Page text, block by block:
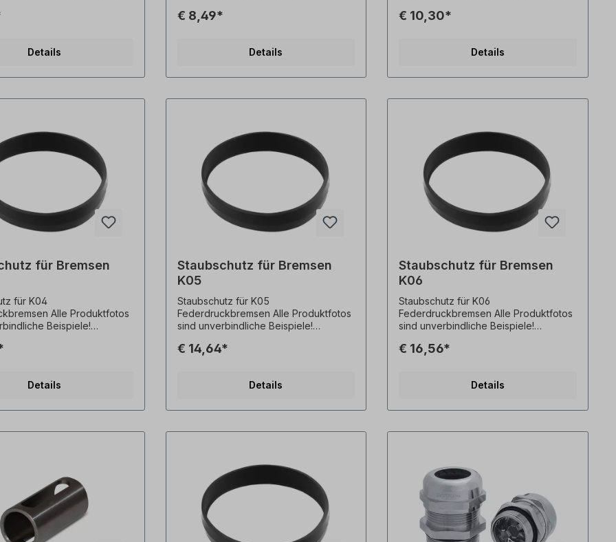
Änderungen
Details
mm bis 13 mm -
Hochleitfähiger, flexibler EMV-
€ 8,49*
Details
mm, Breite= 150 mm, Höhe= 62 mm
€ 10,30*
Details
für Bremsen
für K04
Alle Produktfotos
Beispiele!
Details
Staubschutz für Bremsen
K05
Staubschutz für K05
Federdruckbremsen Alle Produktfotos
sind unverbindliche Beispiele!
€ 14,64*
Details
Staubschutz für Bremsen
K06
Staubschutz für K06
Federdruckbremsen Alle Produktfotos
sind unverbindliche Beispiele!
€ 16,56*
Details